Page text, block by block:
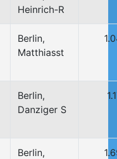
Heinrich-R
Berlin,
Matthiasst
Berlin,
Danziger S
Berlin,